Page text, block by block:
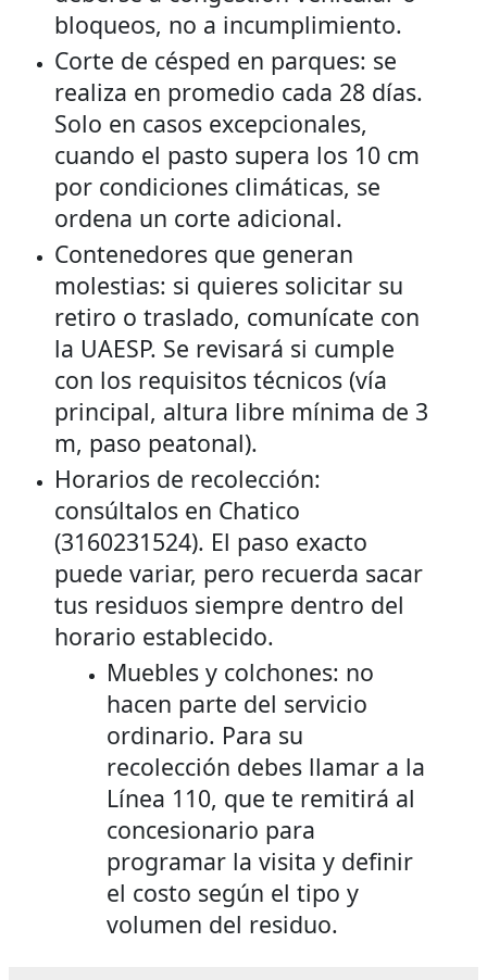
bloqueos, no a incumplimiento.
Corte de césped en parques: se
realiza en promedio cada 28 días.
Solo en casos excepcionales,
cuando el pasto supera los 10 cm
por condiciones climáticas, se
ordena un corte adicional.
Contenedores que generan
molestias: si quieres solicitar su
retiro o traslado, comunícate con
la UAESP. Se revisará si cumple
con los requisitos técnicos (vía
principal, altura libre mínima de 3
m, paso peatonal).
Horarios de recolección:
consúltalos en Chatico
(3160231524). El paso exacto
puede variar, pero recuerda sacar
tus residuos siempre dentro del
horario establecido.
Muebles y colchones: no
hacen parte del servicio
ordinario. Para su
recolección debes llamar a la
Línea 110, que te remitirá al
concesionario para
programar la visita y definir
el costo según el tipo y
volumen del residuo.